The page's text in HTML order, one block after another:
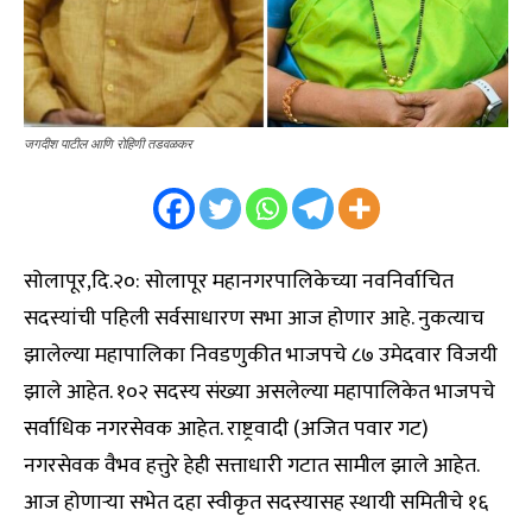
जगदीश पाटील आणि रोहिणी तडवळकर
सोलापूर,दि.२०: सोलापूर महानगरपालिकेच्या नवनिर्वाचित
सदस्यांची पहिली सर्वसाधारण सभा आज होणार आहे. नुकत्याच
झालेल्या महापालिका निवडणुकीत भाजपचे ८७ उमेदवार विजयी
झाले आहेत. १०२ सदस्य संख्या असलेल्या महापालिकेत भाजपचे
सर्वाधिक नगरसेवक आहेत. राष्ट्रवादी (अजित पवार गट)
नगरसेवक वैभव हत्तुरे हेही सत्ताधारी गटात सामील झाले आहेत.
आज होणाऱ्या सभेत दहा स्वीकृत सदस्यासह स्थायी समितीचे १६